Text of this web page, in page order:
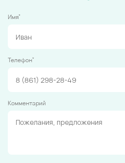
Имя*
Телефон*
Комментарий